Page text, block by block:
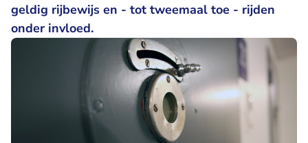
geldig rijbewijs en - tot tweemaal toe - rijden
onder invloed.